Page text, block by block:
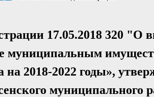
17.05.2018 320 "О
муниципальным
2018-2022 годы»,
муниципального